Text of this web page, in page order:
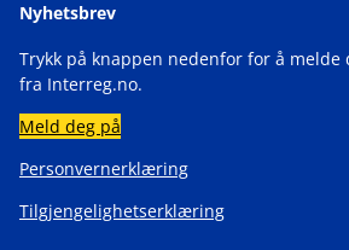
Nyhetsbrev
Trykk på knappen nedenfor for å melde
fra Interreg.no.
Meld deg på
Personvernerklæring
Tilgjengelighetserklæring